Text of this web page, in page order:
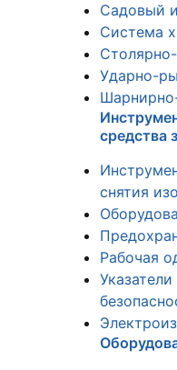
Садовый
Система
Ударно-
средства
снятия
Рабочая